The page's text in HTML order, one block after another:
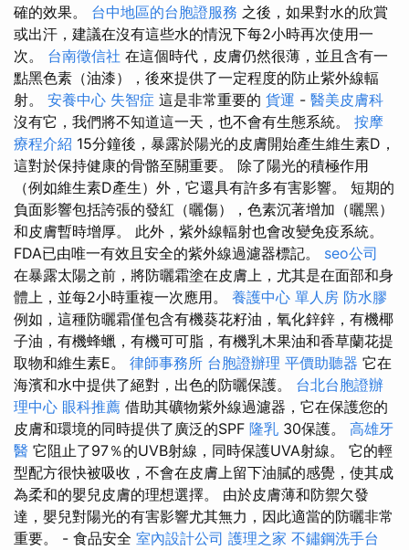
確的效果。 台中地區的台胞證服務 之後，如果對水的欣賞
或出汗，建議在沒有這些水的情況下每2小時再次使用一
次。 台南徵信社 在這個時代，皮膚仍然很薄，並且含有一
點黑色素（油漆），後來提供了一定程度的防止紫外線輻
射。 安養中心 失智症 這是非常重要的 貨運 - 醫美皮膚科
沒有它，我們將不知道這一天，也不會有生態系統。 按摩
療程介紹 15分鐘後，暴露於陽光的皮膚開始產生維生素D，
這對於保持健康的骨骼至關重要。 除了陽光的積極作用
（例如維生素D產生）外，它還具有許多有害影響。 短期的
負面影響包括誇張的發紅（曬傷），色素沉著增加（曬黑）
和皮膚暫時增厚。 此外，紫外線輻射也會改變免疫系統。
FDA已由唯一有效且安全的紫外線過濾器標記。 seo公司
在暴露太陽之前，將防曬霜塗在皮膚上，尤其是在面部和身
體上，並每2小時重複一次應用。 養護中心 單人房 防水膠
例如，這種防曬霜僅包含有機葵花籽油，氧化鋅鋅，有機椰
子油，有機蜂蠟，有機可可脂，有機乳木果油和香草蘭花提
取物和維生素E。 律師事務所 台胞證辦理 平價助聽器 它在
海濱和水中提供了絕對，出色的防曬保護。 台北台胞證辦
理中心 眼科推薦 借助其礦物紫外線過濾器，它在保護您的
皮膚和環境的同時提供了廣泛的SPF 隆乳 30保護。 高雄牙
醫 它阻止了97％的UVB射線，同時保護UVA射線。 它的輕
型配方很快被吸收，不會在皮膚上留下油膩的感覺，使其成
為柔和的嬰兒皮膚的理想選擇。 由於皮膚薄和防禦欠發
達，嬰兒對陽光的有害影響尤其無力，因此適當的防曬非常
重要。 - 食品安全 室內設計公司 護理之家 不鏽鋼洗手台